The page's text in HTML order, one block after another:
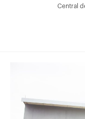
Central